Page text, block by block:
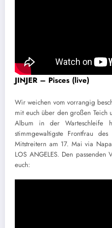
JINJER – Pisces (live)
Wir weichen vom vorrangig
mit euch über den großen Teich
Album in der Warteschleife
stimmgewaltigste Frontfrau
Mitstreitern am 17. Mai via
LOS ANGELES. Den
euch: